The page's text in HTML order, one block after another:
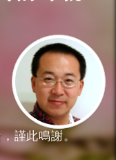
，謹此鳴謝。